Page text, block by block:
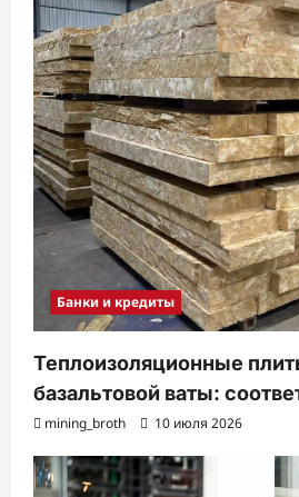
Банки и кредиты
Теплоизоляционные
базальтовой ваты:
mining_broth 10 июля 2026